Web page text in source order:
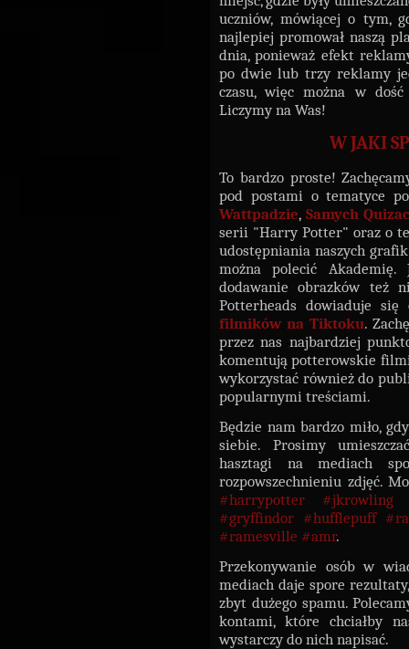
uczniów, mówiącej o tym,
najlepiej promował naszą
dnia, ponieważ efekt
po dwie lub trzy reklamy
czasu, więc można w dość
Liczymy na Was!
W JAKI
To bardzo proste!
pod postami o tematyce
Wattpadzie,Samych
serii "Harry Potter" oraz o
udostępniania naszych
można polecić Akademię.
dodawanie obrazków też
Potterheads dowiaduje
filmików na Tiktoku.
przez nas najbardziej
komentują potterowskie
wykorzystać również do
popularnymi treściami.
Będzie nam bardzo miło,
siebie. Prosimy
hasztagi na mediach
rozpowszechnieniu zdjęć.
#harrypotter #jkrowling
#gryffindor #hufflepuff
#ramesville #amr.
Przekonywanie osób w
mediach daje spore
zbyt dużego spamu.
kontami, które chciałby
wystarczy do nich napisać.